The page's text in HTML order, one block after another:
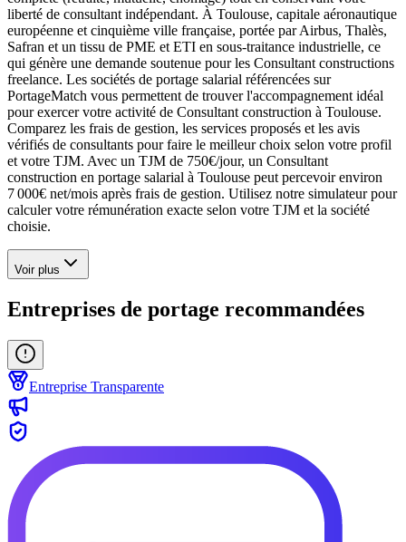
liberté de consultant indépendant. À Toulouse, capitale aéronautique
européenne et cinquième ville française, portée par Airbus, Thalès,
Safran et un tissu de PME et ETI en sous-traitance industrielle, ce
qui génère une demande soutenue pour les Consultant constructions
freelance. Les sociétés de portage salarial référencées sur
PortageMatch vous permettent de trouver l'accompagnement idéal
pour exercer votre activité de Consultant construction à Toulouse.
Comparez les frais de gestion, les services proposés et les avis
vérifiés de consultants pour faire le meilleur choix selon votre profil
et votre TJM. Avec un TJM de 750€/jour, un Consultant
construction en portage salarial à Toulouse peut percevoir environ
7 000€ net/mois après frais de gestion. Utilisez notre simulateur pour
calculer votre rémunération exacte selon votre TJM et la société
choisie.
Voir plus
Entreprises de portage recommandées
Entreprise Transparente